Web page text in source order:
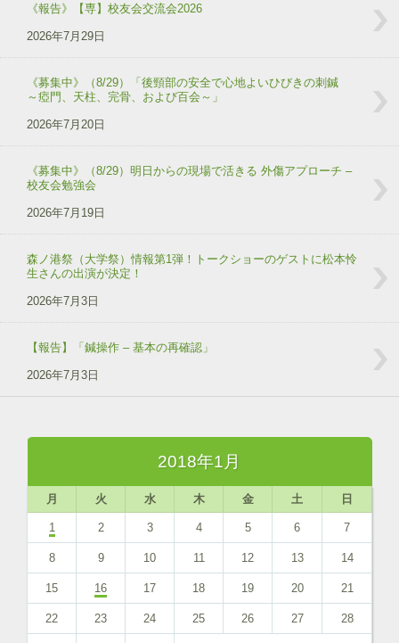
《報告》【専】校友会交流会2026
2026年7月29日
《募集中》（8/29）「後頸部の安全で心地よいひびきの刺鍼
～瘂門、天柱、完骨、および百会～」
2026年7月20日
《募集中》（8/29）明日からの現場で活きる 外傷アプローチ –
校友会勉強会
2026年7月19日
森ノ港祭（大学祭）情報第1弾！トークショーのゲストに松本怜
生さんの出演が決定！
2026年7月3日
【報告】「鍼操作 – 基本の再確認」
2026年7月3日
2018年1月
月 火 水 木 金 土 日
1 2 3 4 5 6 7
8 9 10 11 12 13 14
15 16 17 18 19 20 21
22 23 24 25 26 27 28